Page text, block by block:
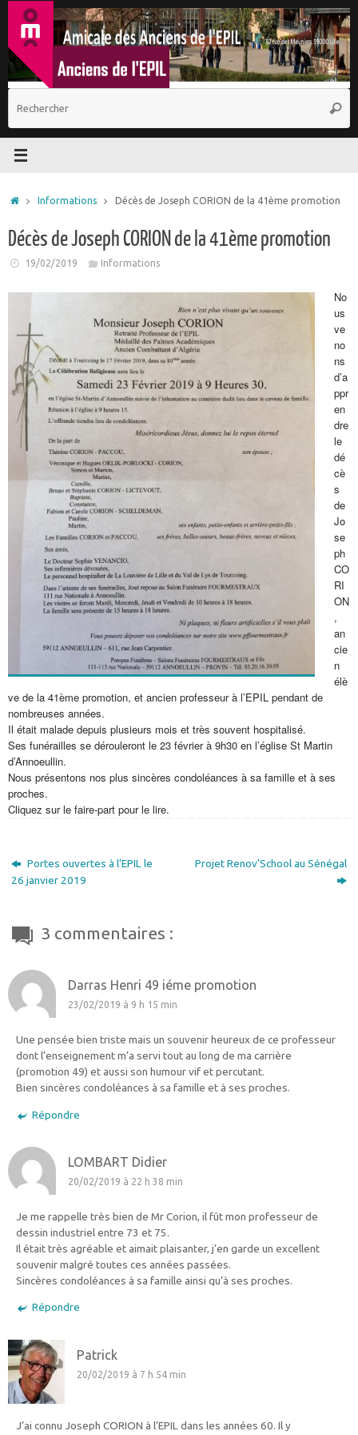
Passer
contenu
:
Accueil
Informations Décès de Joseph CORION de la 41ème promotion
Décès de Joseph CORION de la 41ème promotion
19/02/2019 Informations
No
us
ve
no
ns
d’a
ppr
en
dre
le
dé
cè
s
de
Jo
se
ph
CO
RI
ON
,
an
cie
n
élè
ve de la 41ème promotion, et ancien professeur à l’EPIL pendant de
nombreuses années.
Il était malade depuis plusieurs mois et très souvent hospitalisé.
Ses funérailles se dérouleront le 23 février à 9h30 en l’église St Martin
d’Annoeullin.
Nous présentons nos plus sincères condoléances à sa famille et à ses
proches.
Cliquez sur le faire-part pour le lire.
Portes ouvertes à l’EPIL le
26 janvier 2019
Projet Renov’School au Sénégal
3 commentaires :
Darras Henri 49 iéme promotion
23/02/2019 à 9 h 15 min
Une pensée bien triste mais un souvenir heureux de ce professeur
dont l’enseignement m’a servi tout au long de ma carrière
(promotion 49) et aussi son humour vif et percutant.
Bien sincères condoléances à sa famille et à ses proches.
Répondre
LOMBART Didier
20/02/2019 à 22 h 38 min
Je me rappelle très bien de Mr Corion, il fût mon professeur de
dessin industriel entre 73 et 75.
Il était très agréable et aimait plaisanter, j’en garde un excellent
souvenir malgré toutes ces années passées.
Sincères condoléances à sa famille ainsi qu’à ses proches.
Répondre
Patrick
20/02/2019 à 7 h 54 min
J’ai connu Joseph CORION à l’EPIL dans les années 60. Il y